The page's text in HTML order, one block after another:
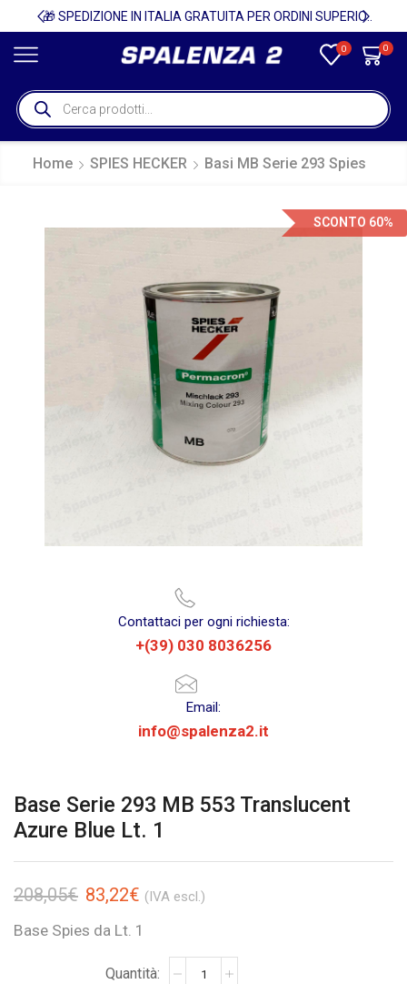
🎁 SPEDIZIONE IN ITALIA GRATUITA PER ORDINI SUPERIORI A 750€ + IVA 🎁
0 0
Home SPIES HECKER Basi MB Serie 293 Spies
SCONTO 60%
Contattaci per ogni richiesta:
+(39) 030 8036256
Email:
info@spalenza2.it
Base Serie 293 MB 553 Translucent
Azure Blue Lt. 1
208,05€ 83,22€ (IVA escl.)
Base Spies da Lt. 1